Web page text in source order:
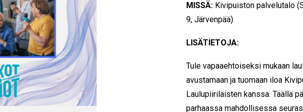
MISSÄ:Kivipuiston palvelutalo
9,Järvenpää)
LISÄTIETOJA:
Tule vapaaehtoiseksi mukaan
avustamaan ja tuomaan iloa
Laulupiiriläisten kanssa. Täällä
parhaassa mahdollisessa